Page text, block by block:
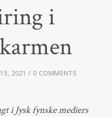
i
2021 0 COMMENTS
i Jysk fynske mediers